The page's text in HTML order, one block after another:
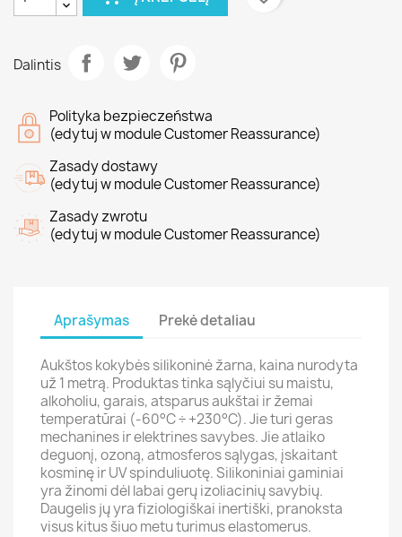
Dalintis
Polityka bezpieczeństwa
(edytuj w module Customer Reassurance)
Zasady dostawy
(edytuj w module Customer Reassurance)
Zasady zwrotu
(edytuj w module Customer Reassurance)
Aprašymas Prekė detaliau
Aukštos kokybės silikoninė žarna, kaina nurodyta
už 1 metrą. Produktas tinka sąlyčiui su maistu,
alkoholiu, garais, atsparus aukštai ir žemai
temperatūrai (-60°C ÷ +230°C). Jie turi geras
mechanines ir elektrines savybes. Jie atlaiko
deguonį, ozoną, atmosferos sąlygas, įskaitant
kosminę ir UV spinduliuotę. Silikoniniai gaminiai
yra žinomi dėl labai gerų izoliacinių savybių.
Daugelis jų yra fiziologiškai inertiški, pranoksta
visus kitus šiuo metu turimus elastomerus.